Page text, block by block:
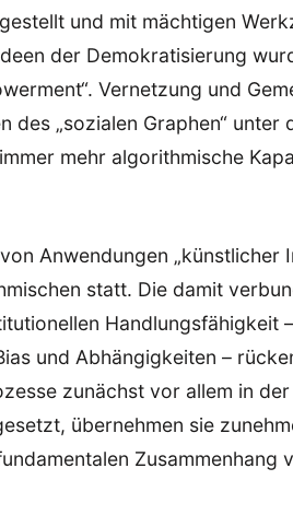
und mit mächtigen
der Demokratisierung
Vernetzung und
des „sozialen Graphen“ unter
mehr algorithmische
Anwendungen „künstlicher
statt. Die damit
Handlungsfähigkeit
und Abhängigkeiten –
zunächst vor allem in
übernehmen sie
Zusammenhang